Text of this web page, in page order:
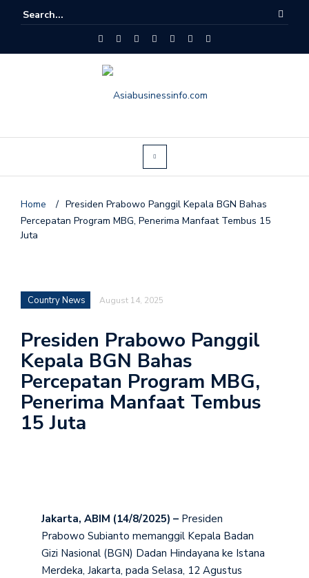
Home / Presiden Prabowo Panggil Kepala BGN Bahas
Percepatan Program MBG, Penerima Manfaat Tembus 15
Juta
Country News August 14, 2025
Presiden Prabowo Panggil
Kepala BGN Bahas
Percepatan Program MBG,
Penerima Manfaat Tembus
15 Juta
Jakarta, ABIM (14/8/2025) – Presiden
Prabowo Subianto memanggil Kepala Badan
Gizi Nasional (BGN) Dadan Hindayana ke Istana
Merdeka, Jakarta, pada Selasa, 12 Agustus